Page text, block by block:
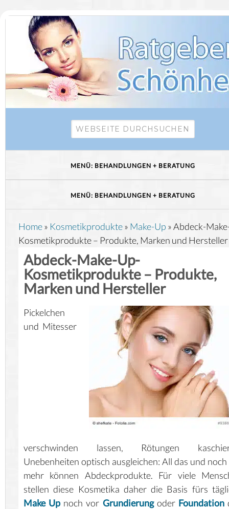
Home» Kosmetikprodukte» Make-Up »Abdeck-
Kosmetikprodukte – Produkte, Marken und Hersteller
Abdeck-Make-Up-
Kosmetikprodukte – Produkte,
Marken und Hersteller
Pickelchen
und Mitesser
verschwinden lassen, Rötungen
Unebenheiten optisch ausgleichen: All das und noch
mehr können Abdeckprodukte. Für viele
stellen diese Kosmetika daher die Basis fürs
Make Up noch vor Grundierungoder Foundation